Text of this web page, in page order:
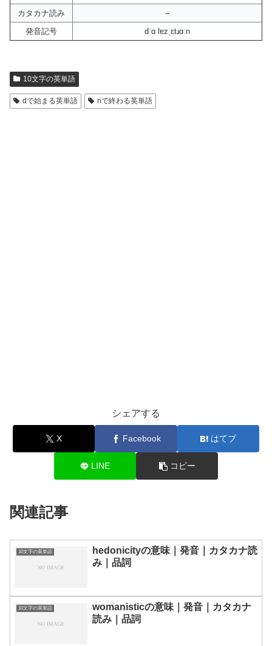
カタカナ読み
–
発音記号
dˈɑːlɐzˌɛtɹɑːn
10文字の英単語
dで始まる英単語 nで終わる英単語
シェアする
X Facebook はてブ
LINE コピー
関連記事
10文字の英単語
hedonicityの意味｜発音｜カタカナ読
み｜品詞
10文字の英単語
womanisticの意味｜発音｜カタカナ
読み｜品詞